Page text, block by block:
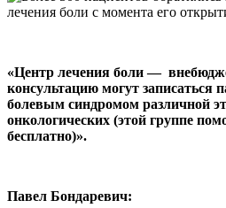
«Центр лечения боли —
консультацию могут записаться
болевым синдромом различной
онкологических (этой группе
бесплатно)».
Павел Бондаревич: